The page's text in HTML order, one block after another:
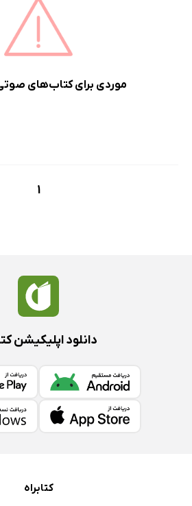
موردی برای کتاب‌های
1
دانلود اپلیکیشن
کتابراه